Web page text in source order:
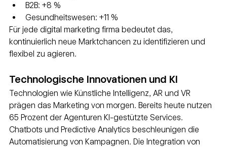
B2B: +8 %
Gesundheitswesen: +11 %
Für jede digital marketing firma bedeutet das,
kontinuierlich neue Marktchancen zu identifizieren und
flexibel zu agieren.
Technologische Innovationen und KI
Technologien wie Künstliche Intelligenz, AR und VR
prägen das Marketing von morgen. Bereits heute nutzen
65 Prozent der Agenturen KI-gestützte Services.
Chatbots und Predictive Analytics beschleunigen die
Automatisierung von Kampagnen. Die Integration von